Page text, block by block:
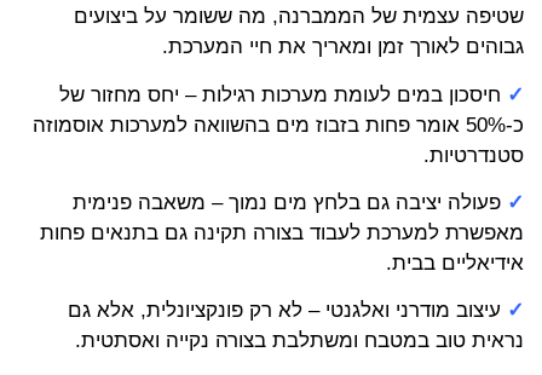
שטיפה עצמית של הממברנה, מה ששומר על ביצועים
גבוהים לאורך זמן ומאריך את חיי המערכת.
✓ חיסכון במים לעומת מערכות רגילות – יחס מחזור של
כ-50% אומר פחות בזבוז מים בהשוואה למערכות אוסמוזה
סטנדרטיות.
✓ פעולה יציבה גם בלחץ מים נמוך – משאבה פנימית
מאפשרת למערכת לעבוד בצורה תקינה גם בתנאים פחות
אידיאליים בבית.
✓ עיצוב מודרני ואלגנטי – לא רק פונקציונלית, אלא גם
נראית טוב במטבח ומשתלבת בצורה נקייה ואסתטית.